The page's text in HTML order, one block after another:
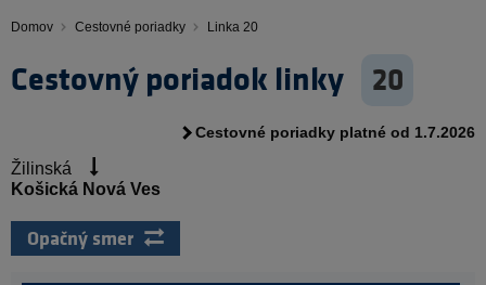
Domov Cestovné poriadky Linka 20
Cestovný poriadok linky 20
Cestovné poriadky platné od 1.7.2026
Žilinská
Košická Nová Ves
Opačný smer